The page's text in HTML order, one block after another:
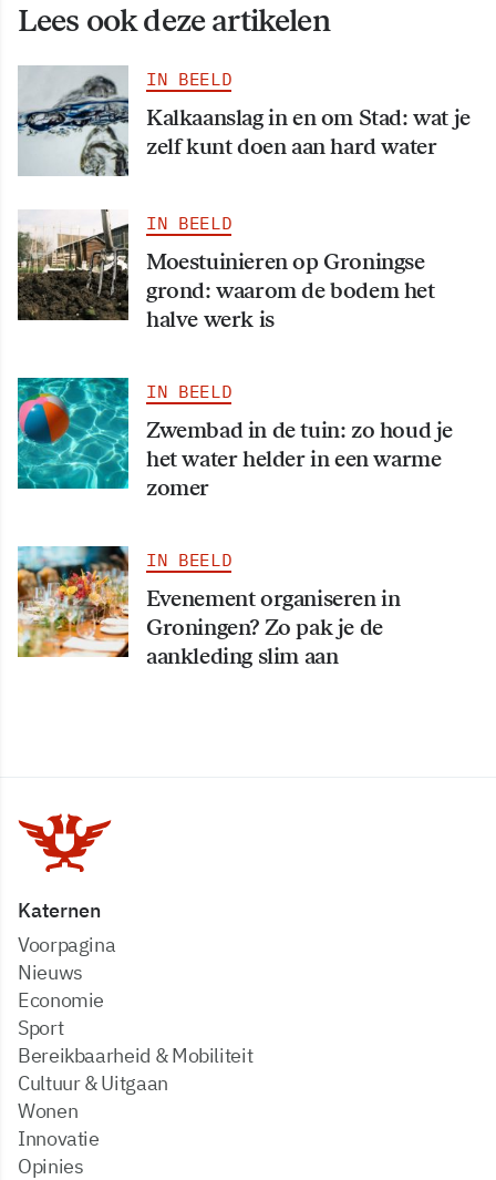
Lees ook deze artikelen
IN BEELD
Kalkaanslag in en om Stad: wat je
zelf kunt doen aan hard water
IN BEELD
Moestuinieren op Groningse
grond: waarom de bodem het
halve werk is
IN BEELD
Zwembad in de tuin: zo houd je
het water helder in een warme
zomer
IN BEELD
Evenement organiseren in
Groningen? Zo pak je de
aankleding slim aan
Katernen
Voorpagina
Nieuws
Economie
Sport
Bereikbaarheid & Mobiliteit
Cultuur & Uitgaan
Wonen
Innovatie
Opinies